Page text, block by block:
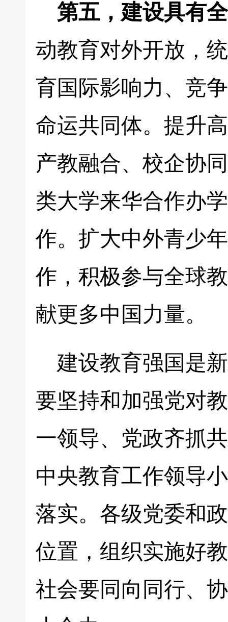
第五，建设具有
动教育对外开放，
育国际影响力、竞
命运共同体。提升
产教融合、校企协
类大学来华合作办
作。扩大中外青少
作，积极参与全球
献更多中国力量。
建设教育强国是
要坚持和加强党对
一领导、党政齐抓
中央教育工作领导
落实。各级党委和
位置，组织实施好
社会要同向同行、